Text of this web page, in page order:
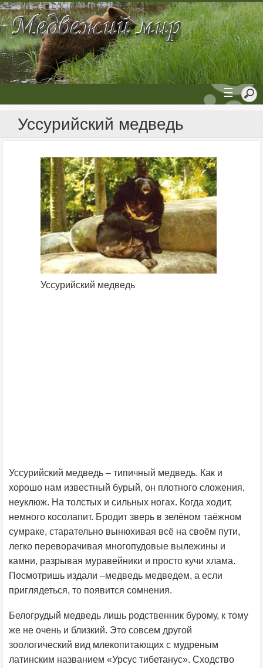
☰
Уссурийский медведь
Уссурийский медведь
Уссурийский медведь – типичный медведь. Как и
хорошо нам известный бурый, он плотного сложения,
неуклюж. На толстых и сильных ногах. Когда ходит,
немного косолапит. Бродит зверь в зелёном таёжном
сумраке, старательно вынюхивая всё на своём пути,
легко переворачивая многопудовые вылежины и
камни, разрывая муравейники и просто кучи хлама.
Посмотришь издали –медведь медведем, а если
приглядеться, то появится сомнения.
Белогрудый медведь лишь родственник бурому, к тому
же не очень и близкий. Это совсем другой
зоологический вид млекопитающих с мудреным
латинским названием «Урсус тибетанус». Сходство